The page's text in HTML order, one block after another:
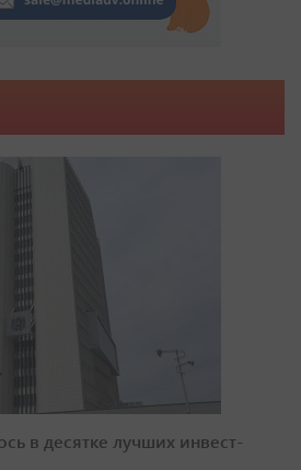
в десятке лучших инвест-